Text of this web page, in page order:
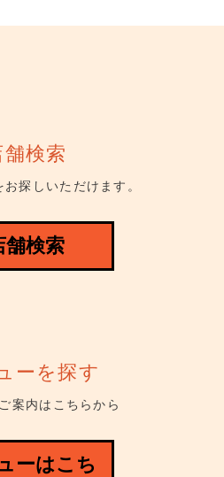
舗検索
探しいただけます。
舗検索
ーを探す
案内はこちらから
ーはこち